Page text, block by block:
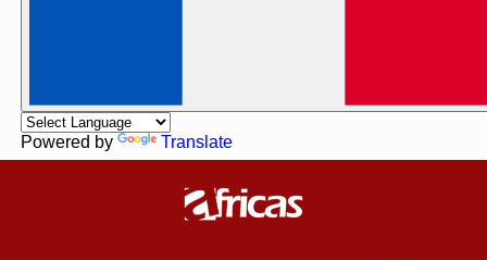
Powered by Translate